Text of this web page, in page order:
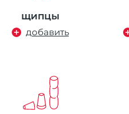
щипцы
добавить